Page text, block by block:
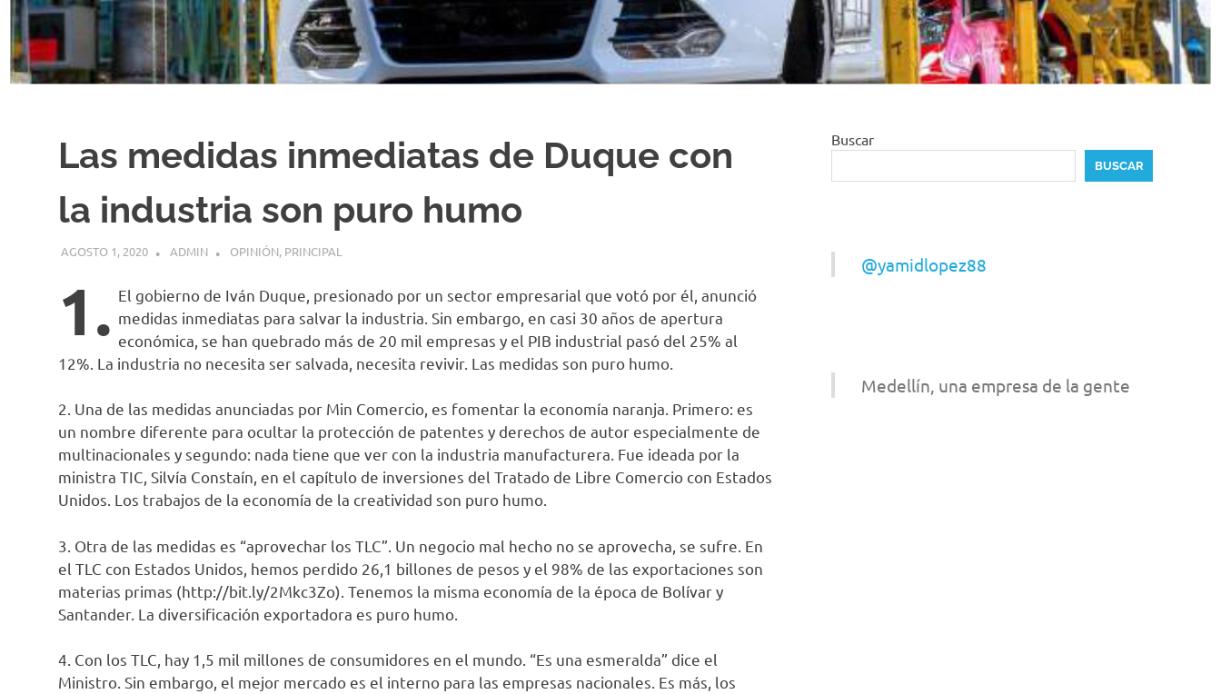
Las medidas inmediatas de Duque con
la industria son puro humo
AGOSTO 1, 2020 ADMIN OPINIÓN, PRINCIPAL
1. El gobierno de Iván Duque, presionado por un sector empresarial que votó por él, anunció
medidas inmediatas para salvar la industria. Sin embargo, en casi 30 años de apertura
económica, se han quebrado más de 20 mil empresas y el PIB industrial pasó del 25% al
12%. La industria no necesita ser salvada, necesita revivir. Las medidas son puro humo.
2. Una de las medidas anunciadas por Min Comercio, es fomentar la economía naranja. Primero: es
un nombre diferente para ocultar la protección de patentes y derechos de autor especialmente de
multinacionales y segundo: nada tiene que ver con la industria manufacturera. Fue ideada por la
ministra TIC, Silvía Constaín, en el capítulo de inversiones del Tratado de Libre Comercio con Estados
Unidos. Los trabajos de la economía de la creatividad son puro humo.
3. Otra de las medidas es “aprovechar los TLC”. Un negocio mal hecho no se aprovecha, se sufre. En
el TLC con Estados Unidos, hemos perdido 26,1 billones de pesos y el 98% de las exportaciones son
materias primas (http://bit.ly/2Mkc3Zo). Tenemos la misma economía de la época de Bolívar y
Santander. La diversificación exportadora es puro humo.
4. Con los TLC, hay 1,5 mil millones de consumidores en el mundo. “Es una esmeralda” dice el
Ministro. Sin embargo, el mejor mercado es el interno para las empresas nacionales. Es más, los
Buscar
BUSCAR
@yamidlopez88
Medellín, una empresa de la gente